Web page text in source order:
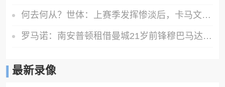
何去何从？世体：上赛季发挥惨淡后，卡马文加季前赛依旧表现平平
罗马诺：南安普顿租借曼城21岁前锋穆巴马达成口头协议
最新录像